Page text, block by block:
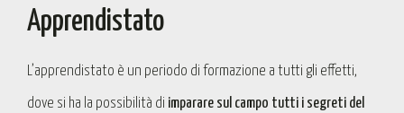
Apprendistato
L’apprendistato è un periodo di formazione a tutti gli effetti,
dove si ha la possibilità di imparare sul campo tutti i segreti del